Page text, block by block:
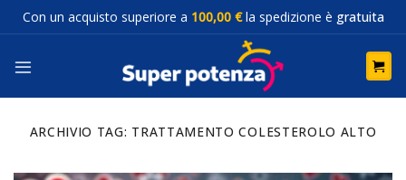
SaltaCon un acquisto superiore a 100,00 €la spedizione è gratuita
ARCHIVIO TAG: TRATTAMENTO COLESTEROLO ALTO